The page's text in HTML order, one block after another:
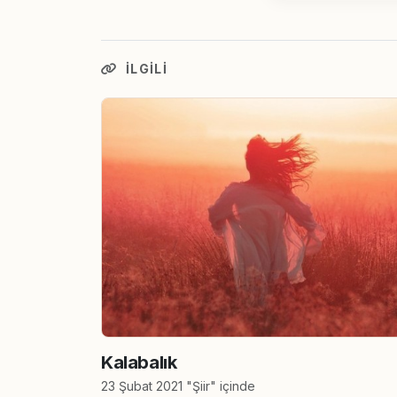
İLGILI
Kalabalık
23 Şubat 2021 "Şiir" içinde